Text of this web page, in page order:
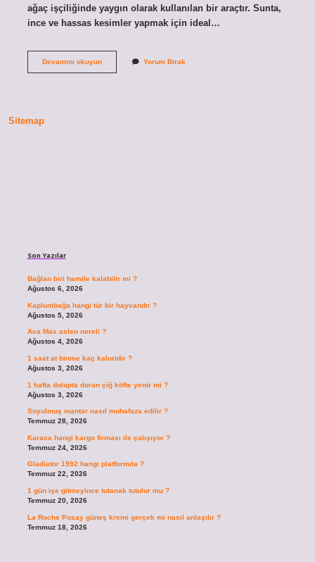
ağaç işçiliğinde yaygın olarak kullanılan bir araçtır. Sunta,
ince ve hassas kesimler yapmak için ideal…
Devamını okuyunAhşap
Yorum Bırak
Sitemap
Son Yazılar
Bağlan biri hamile kalabilir mi ?
Ağustos 6, 2026
Kaplumbağa hangi tür bir hayvandır ?
Ağustos 5, 2026
Ava Max aslen nereli ?
Ağustos 4, 2026
1 saat at binme kaç kaloridir ?
Ağustos 3, 2026
1 hafta dolapta duran çiğ köfte yenir mi ?
Ağustos 3, 2026
Soyulmuş mantar nasıl muhafaza edilir ?
Temmuz 28, 2026
Karaca hangi kargo firması ile çalışıyor ?
Temmuz 24, 2026
Gladiator 1992 hangi platformda ?
Temmuz 22, 2026
1 gün işe gitmeyince tutanak tutulur mu ?
Temmuz 20, 2026
La Roche Posay güneş kremi gerçek mi nasıl anlaşılır ?
Temmuz 18, 2026